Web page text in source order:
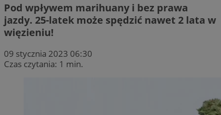
Pod wpływem marihuany i bez prawa
jazdy. 25-latek może spędzić nawet 2 lata w
więzieniu!
09 stycznia 2023 06:30
Czas czytania: 1 min.